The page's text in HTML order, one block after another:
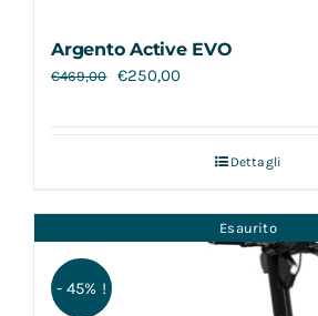
Argento Active EVO
€469,00 €250,00
Dettagli
Esaurito
- 45% !